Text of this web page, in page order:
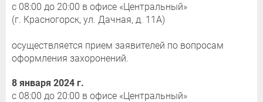
с 08:00 до 20:00 в офисе «Центральный»
(г. Красногорск, ул. Дачная, д. 11А)
осуществляется прием заявителей по вопросам
оформления захоронений.
8 января 2024 г.
с 08:00 до 20:00 в офисе «Центральный»